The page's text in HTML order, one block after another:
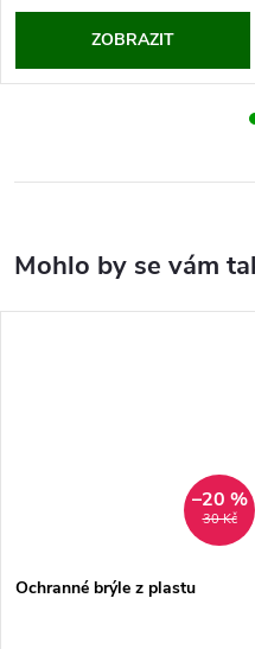
ZOBRAZIT
30 Kč
–20 %
Ochranné brýle z plastu